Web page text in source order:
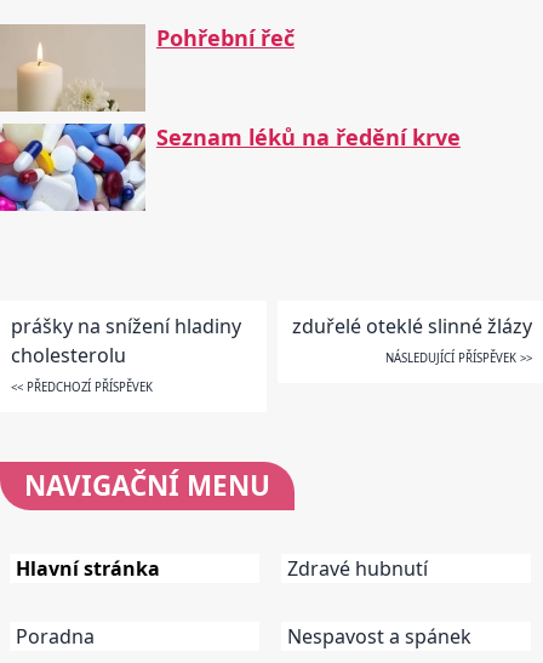
Pohřební řeč
Seznam léků na ředění krve
prášky na snížení hladiny
cholesterolu
<< PŘEDCHOZÍ PŘÍSPĚVEK
zduřelé oteklé slinné žlázy
NÁSLEDUJÍCÍ PŘÍSPĚVEK >>
NAVIGAČNÍ MENU
Hlavní stránka
Poradna
Zdravé hubnutí
Nespavost a spánek